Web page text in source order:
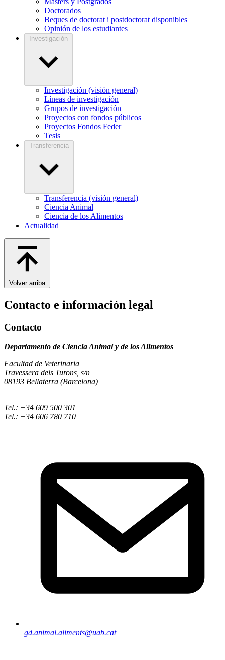
Doctorados
Beques de doctorat i postdoctorat disponibles
Opinión de los estudiantes
Investigación
Investigación (visión general)
Líneas de investigación
Grupos de investigación
Proyectos con fondos públicos
Proyectos Fondos Feder
Tesis
Transferencia
Transferencia (visión general)
Ciencia Animal
Ciencia de los Alimentos
Actualidad
Volver arriba
Contacto e información legal
Contacto
Departamento de Ciencia Animal y de los Alimentos
Facultad de Veterinaria
Travessera dels Turons, s/n
08193 Bellaterra (Barcelona)
Tel.: +34 609 500 301
Tel.: +34 606 780 710
gd.animal.aliments@uab.cat